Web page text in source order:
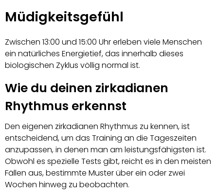
Müdigkeitsgefühl
Zwischen 13:00 und 15:00 Uhr erleben viele Menschen
ein natürliches Energietief, das innerhalb dieses
biologischen Zyklus völlig normal ist.
Wie du deinen zirkadianen
Rhythmus erkennst
Den eigenen zirkadianen Rhythmus zu kennen, ist
entscheidend, um das Training an die Tageszeiten
anzupassen, in denen man am leistungsfähigsten ist.
Obwohl es spezielle Tests gibt, reicht es in den meisten
Fällen aus, bestimmte Muster über ein oder zwei
Wochen hinweg zu beobachten.